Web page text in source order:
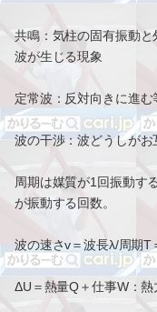
共鳴：気柱の固有振動
波が生じる現象
定常波：反対向きに進
波の干渉：波どうしがお
周期は媒質が1回振動す
が振動する回数。
波の速さv＝波長λ/周期T
ΔU＝熱量Q＋仕事W：熱